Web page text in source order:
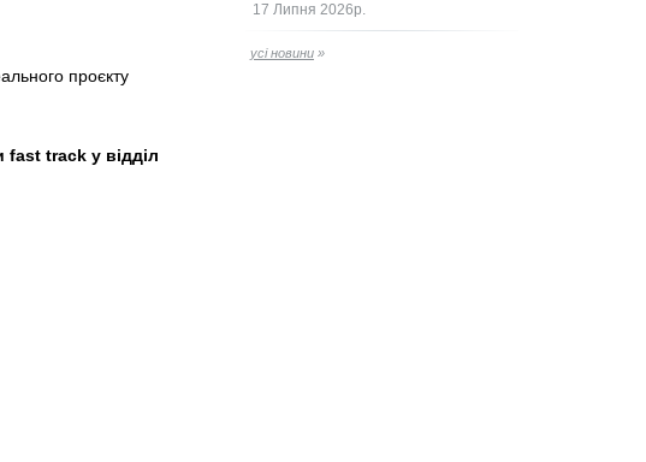
проєкту
track у відділ
17 Липня 2026р.
усі новини »